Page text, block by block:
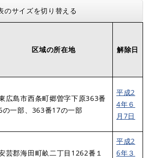
のサイズを切り替える
区域の所在地 解除日
広島市西条町郷曽字下原363番
の一部、363番17の一部
平成2
4年６
月7日
芸郡海田町畝二丁目1262番１
平成2
6年３